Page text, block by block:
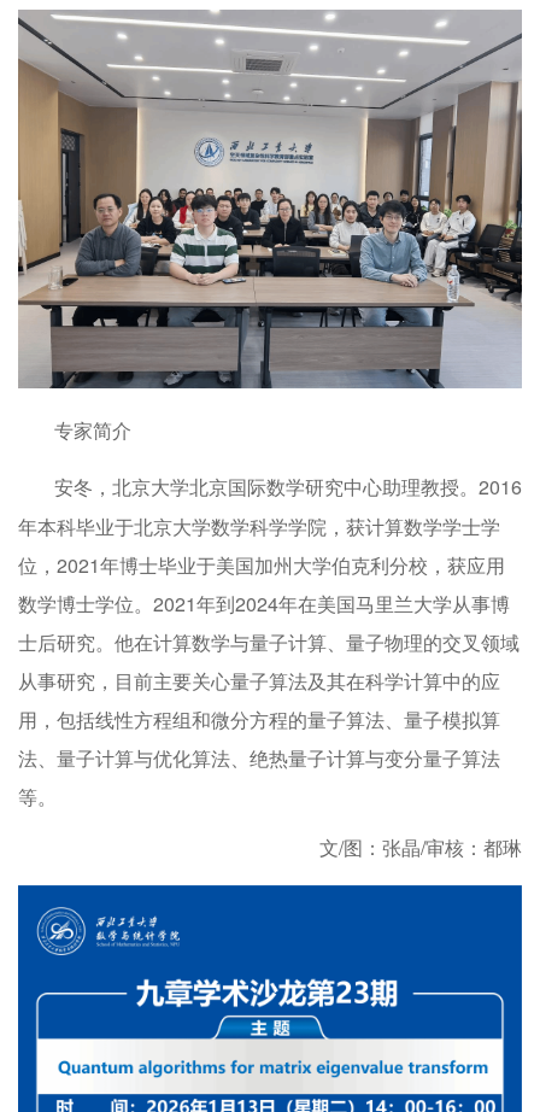
专家简介
安冬，北京大学北京国际数学研究中心助理教授。2016
年本科毕业于北京大学数学科学学院，获计算数学学士学
位，2021年博士毕业于美国加州大学伯克利分校，获应用
数学博士学位。2021年到2024年在美国马里兰大学从事博
士后研究。他在计算数学与量子计算、量子物理的交叉领域
从事研究，目前主要关心量子算法及其在科学计算中的应
用，包括线性方程组和微分方程的量子算法、量子模拟算
法、量子计算与优化算法、绝热量子计算与变分量子算法
等。
文/图：张晶/审核：都琳